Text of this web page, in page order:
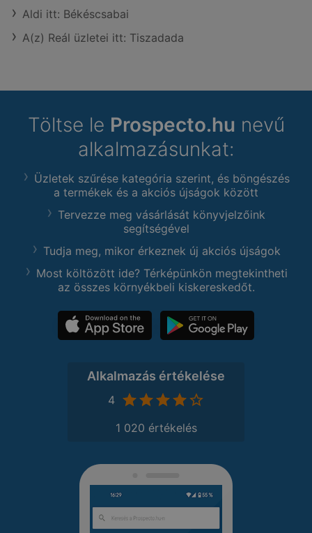
Aldi itt: Békéscsabai
A(z) Reál üzletei itt: Tiszadada
Töltse le Prospecto.hu nevű
alkalmazásunkat:
Üzletek szűrése kategória szerint, és böngészés
a termékek és a akciós újságok között
Tervezze meg vásárlását könyvjelzőink
segítségével
Tudja meg, mikor érkeznek új akciós újságok
Most költözött ide? Térképünkön megtekintheti
az összes környékbeli kiskereskedőt.
Alkalmazás értékelése
4
1 020 értékelés